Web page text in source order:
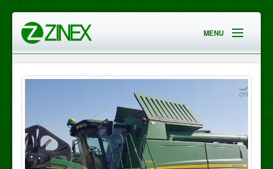
MENU
HOME
EMPRESA
CONTACTO